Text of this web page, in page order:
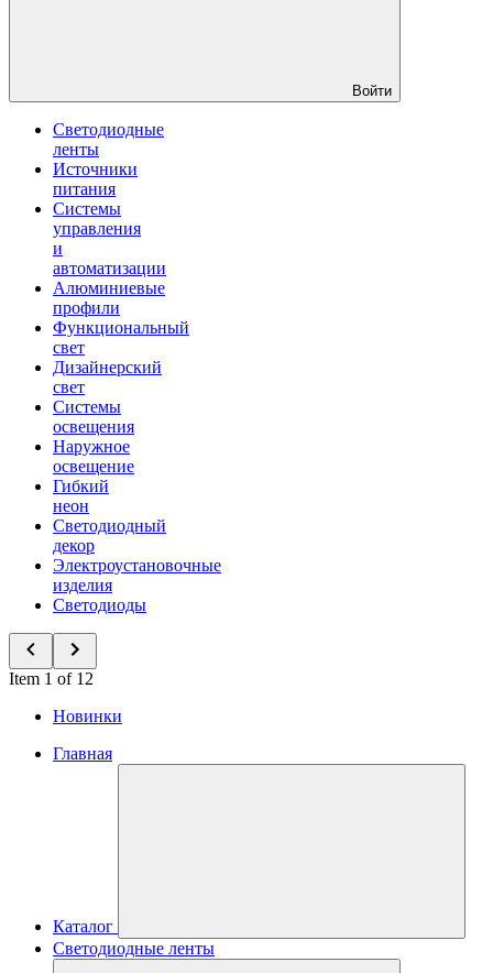
Войти
Светодиодные
ленты
Источники
питания
Системы
управления
и
автоматизации
Алюминиевые
профили
Функциональный
свет
Дизайнерский
свет
Системы
освещения
Наружное
освещение
Гибкий
неон
Светодиодный
декор
Электроустановочные
изделия
Светодиоды
Item 1 of 12
Новинки
Главная
Каталог
Светодиодные ленты